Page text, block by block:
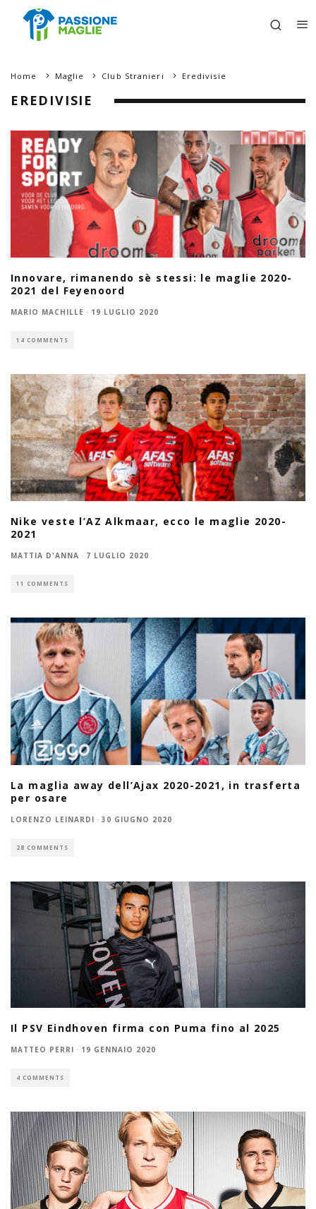
Home Maglie Club Stranieri Eredivisie
EREDIVISIE
Innovare, rimanendo sè stessi: le maglie 2020-
2021 del Feyenoord
MARIO MACHILLE · 19 LUGLIO 2020
14 COMMENTS
Nike veste l’AZ Alkmaar, ecco le maglie 2020-
2021
MATTIA D'ANNA · 7 LUGLIO 2020
11 COMMENTS
La maglia away dell’Ajax 2020-2021, in trasferta
per osare
LORENZO LEINARDI · 30 GIUGNO 2020
28 COMMENTS
Il PSV Eindhoven firma con Puma fino al 2025
MATTEO PERRI · 19 GENNAIO 2020
4 COMMENTS